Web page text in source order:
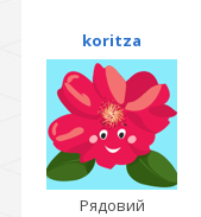
koritza
Рядовий